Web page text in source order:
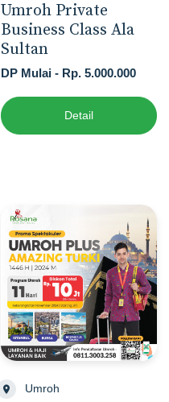
Umroh Private
Business Class Ala
Sultan
DP Mulai - Rp. 5.000.000
Detail
Umroh